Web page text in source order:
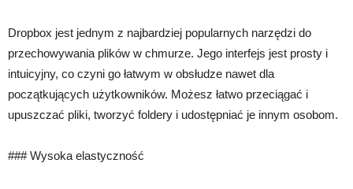
Dropbox jest jednym z najbardziej popularnych narzędzi do
przechowywania plików w chmurze. Jego interfejs jest prosty i
intuicyjny, co czyni go łatwym w obsłudze nawet dla
początkujących użytkowników. Możesz łatwo przeciągać i
upuszczać pliki, tworzyć foldery i udostępniać je innym osobom.
### Wysoka elastyczność